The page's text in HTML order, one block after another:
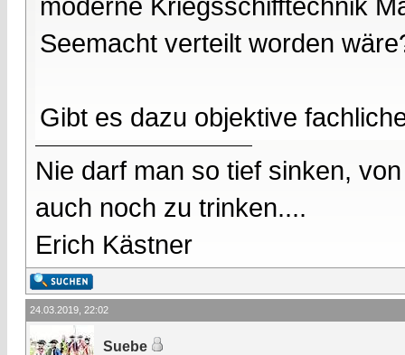
Seemacht verteilt worden
Gibt es dazu objektive
Nie darf man so tief sinken,
auch noch zu trinken....
Erich Kästner
24.03.2019, 22:02
Suebe